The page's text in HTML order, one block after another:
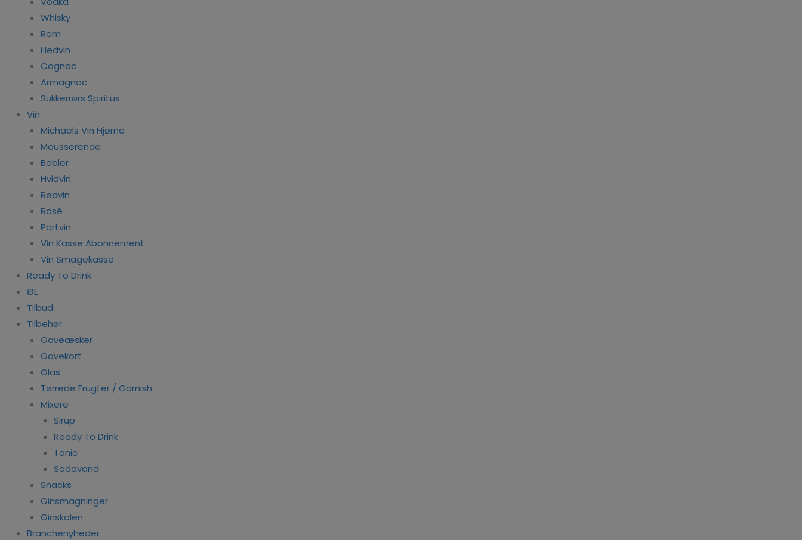
Whisky
Rom
Hedvin
Cognac
Armagnac
Sukkerrørs Spiritus
Vin
Michaels Vin Hjørne
Mousserende
Bobler
Hvidvin
Rødvin
Rosé
Portvin
Vin Kasse Abonnement
Vin Smagekasse
Ready To Drink
ØL
Tilbud
Tilbehør
Gaveæsker
Gavekort
Glas
Tørrede Frugter / Garnish
Mixere
Sirup
Ready To Drink
Tonic
Sodavand
Snacks
Ginsmagninger
Ginskolen
Branchenyheder